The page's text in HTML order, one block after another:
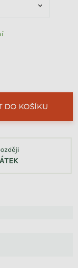
DO KOŠÍKU